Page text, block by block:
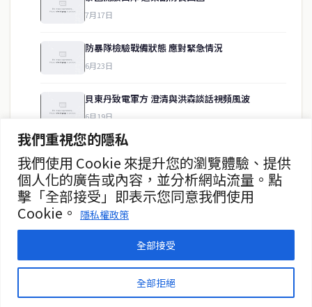
我們重視您的隱私
我們使用 Cookie 來提升您的瀏覽體驗、提供
個人化的廣告或內容，並分析網站流量。點
擊「全部接受」即表示您同意我們使用
Cookie。
隱私權政策
全部拒絕
全部接受
7月17日
防暴隊檢驗戰備狀態 應對緊急情況
6月23日
貝東丹致電軍方 澄清與洪森談話視頻風波
6月19日
DSI將議員Golf團夥移押曼谷監獄
5月26日
警方搜查Golf議員及親屬住處
5月22日
房地產
聯絡資訊
歡迎來信洽詢合作事宜
或提供新聞線索
service@thaichinesenews.com
© 2026 泰國中文新聞 TCN — All Rights Reserved
THAI CHINESE NEWS